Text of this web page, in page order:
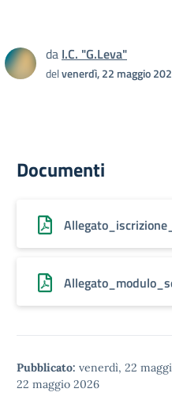
da I.C. "G.Leva"
delvenerdì, 22 maggio
Documenti
Pubblicato: venerdì, 22
22 maggio 2026